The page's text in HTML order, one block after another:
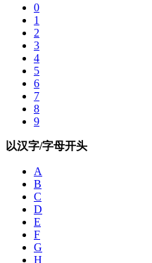
0
1
2
3
4
5
6
7
8
9
以汉字/字母开头
A
B
C
D
E
F
G
H